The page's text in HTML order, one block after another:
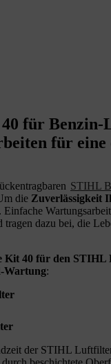
für Benzin-
für eine
STIHL
die Zuverlässigkeit
Einfache
tragen dazu bei, die
Kit 40 für den STIHL
Wartung:
der STIHL